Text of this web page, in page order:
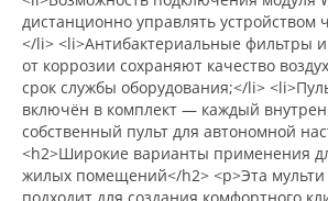
дистанционно управлять устройством
</li> <li>Антибактериальные фильтры
от коррозии сохраняют качество
срок службы оборудования;</li>
включён в комплект — каждый
собственный пульт для автономной
<h2>Широкие варианты применения
жилых помещений</h2> <p>Эта мульти
подходит для создания комфортного